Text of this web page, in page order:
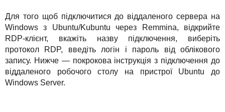
TuchaSync
Сервіси
Рішення
Для бізнесу
Техпідтримка
Для того щоб підключитися до віддаленого сервера на
Windows з Ubuntu/Kubuntu через Remmina, відкрийте
RDP-клієнт, вкажіть назву підключення, виберіть
протокол RDP, введіть логін і пароль від облікового
запису. Нижче — покрокова інструкція з підключення до
віддаленого робочого столу на пристрої Ubuntu до
Windows Server.